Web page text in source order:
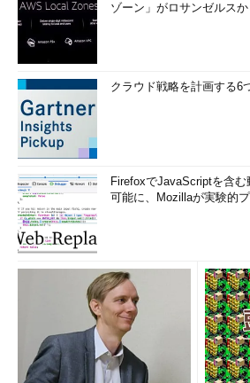
ゾーン」がロサンゼルス
クラウド戦略を計画する6
FirefoxでJavaScriptを含
可能に、Mozillaが実験的